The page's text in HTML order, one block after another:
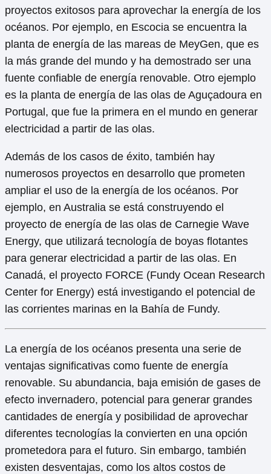
proyectos exitosos para aprovechar la energía de los
océanos. Por ejemplo, en Escocia se encuentra la
planta de energía de las mareas de MeyGen, que es
la más grande del mundo y ha demostrado ser una
fuente confiable de energía renovable. Otro ejemplo
es la planta de energía de las olas de Aguçadoura en
Portugal, que fue la primera en el mundo en generar
electricidad a partir de las olas.
Además de los casos de éxito, también hay
numerosos proyectos en desarrollo que prometen
ampliar el uso de la energía de los océanos. Por
ejemplo, en Australia se está construyendo el
proyecto de energía de las olas de Carnegie Wave
Energy, que utilizará tecnología de boyas flotantes
para generar electricidad a partir de las olas. En
Canadá, el proyecto FORCE (Fundy Ocean Research
Center for Energy) está investigando el potencial de
las corrientes marinas en la Bahía de Fundy.
La energía de los océanos presenta una serie de
ventajas significativas como fuente de energía
renovable. Su abundancia, baja emisión de gases de
efecto invernadero, potencial para generar grandes
cantidades de energía y posibilidad de aprovechar
diferentes tecnologías la convierten en una opción
prometedora para el futuro. Sin embargo, también
existen desventajas, como los altos costos de